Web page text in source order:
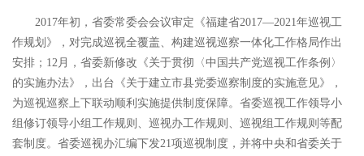
2017年初，省委常委会会议审定《福建省2017—2021年巡视工
作规划》，对完成巡视全覆盖、构建巡视巡察一体化工作格局作出
安排；12月，省委新修改《关于贯彻〈中国共产党巡视工作条例〉
的实施办法》，出台《关于建立市县党委巡察制度的实施意见》，
为巡视巡察上下联动顺利实施提供制度保障。省委巡视工作领导小
组修订领导小组工作规则、巡视办工作规则、巡视组工作规则等配
套制度。省委巡视办汇编下发21项巡视制度，并将中央和省委关于